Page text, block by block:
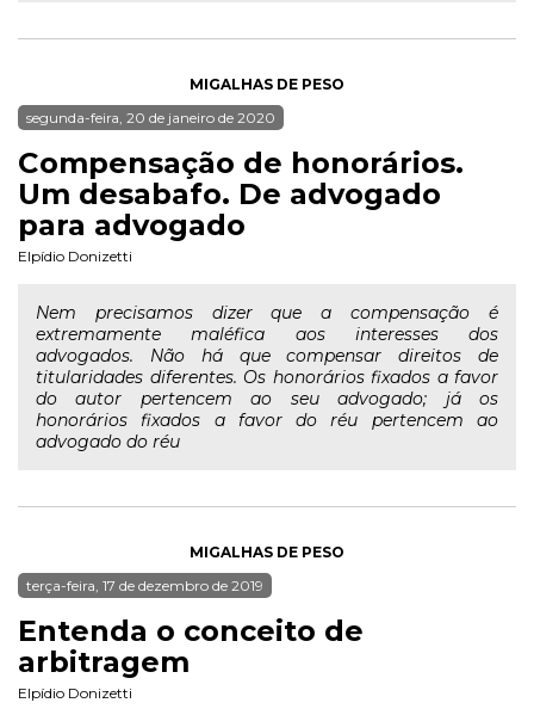
MIGALHAS DE PESO
segunda-feira, 20 de janeiro de 2020
Compensação de honorários.
Um desabafo. De advogado
para advogado
Elpídio Donizetti
Nem precisamos dizer que a compensação é
extremamente maléfica aos interesses dos
advogados. Não há que compensar direitos de
titularidades diferentes. Os honorários fixados a favor
do autor pertencem ao seu advogado; já os
honorários fixados a favor do réu pertencem ao
advogado do réu
MIGALHAS DE PESO
terça-feira, 17 de dezembro de 2019
Entenda o conceito de
arbitragem
Elpídio Donizetti